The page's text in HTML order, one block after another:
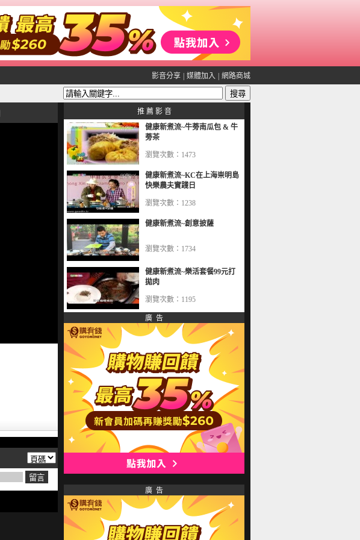
影音分享 媒體加入 網路商城
推 薦 影 音
健康新煮流~牛蒡南瓜包 & 牛
蒡茶
瀏覽次數：1473
健康新煮流~KC在上海崇明島
快樂農夫實踐日
瀏覽次數：1238
健康新煮流~創意披薩
瀏覽次數：1734
健康新煮流~樂活套餐99元打
拋肉
瀏覽次數：1195
廣 告
廣 告